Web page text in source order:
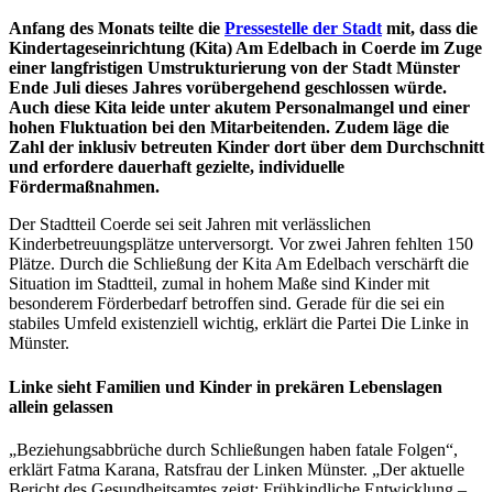
Anfang des Monats teilte die Pressestelle der Stadtmit, dass die
Kindertageseinrichtung (Kita) Am Edelbach in Coerde im Zuge
einer langfristigen Umstrukturierung von der Stadt Münster
Ende Juli dieses Jahres vorübergehend geschlossen würde.
Auch diese Kita leide unter akutem Personalmangel und einer
hohen Fluktuation bei den Mitarbeitenden. Zudem läge die
Zahl der inklusiv betreuten Kinder dort über dem Durchschnitt
und erfordere dauerhaft gezielte, individuelle
Fördermaßnahmen.
Der Stadtteil Coerde sei seit Jahren mit verlässlichen
Kinderbetreuungsplätze unterversorgt. Vor zwei Jahren fehlten 150
Plätze. Durch die Schließung der Kita Am Edelbach verschärft die
Situation im Stadtteil, zumal in hohem Maße sind Kinder mit
besonderem Förderbedarf betroffen sind. Gerade für die sei ein
stabiles Umfeld existenziell wichtig, erklärt die Partei Die Linke in
Münster.
Linke sieht Familien und Kinder in prekären Lebenslagen
allein gelassen
„Beziehungsabbrüche durch Schließungen haben fatale Folgen“,
erklärt Fatma Karana, Ratsfrau der Linken Münster. „Der aktuelle